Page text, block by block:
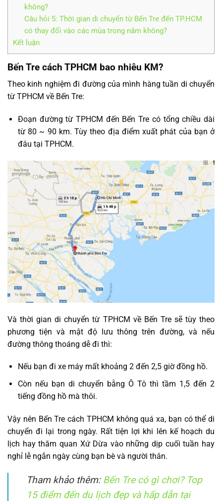
không?
Câu hỏi 5: Thời gian di chuyển từ Bến Tre đến TP.HCM
có thay đổi vào các mùa trong năm không?
Kết luận
Bến Tre cách TPHCM bao nhiêu KM?
Theo kinh nghiệm đi đường của mình hàng tuần di chuyển
từ TPHCM về Bến Tre:
Đoạn đường từ TPHCM đến Bến Tre có tổng chiều dài
từ 80 ~ 90 km. Tùy theo địa điểm xuất phát của bạn ở
đâu tại TPHCM.
Và thời gian di chuyển từ TPHCM về Bến Tre sẽ tùy theo
phương tiện và mật độ lưu thông trên đường, và nếu
đường thông thoáng dễ đi thì:
Nếu bạn đi xe máy mất khoảng 2 đến 2,5 giờ đồng hồ.
Còn nếu bạn di chuyển bằng Ô Tô thì tầm 1,5 đến 2
tiếng đồng hồ mà thôi.
Vậy nên Bến Tre cách TPHCM không quá xa, bạn có thể di
chuyển đi lại trong ngày. Rất tiện lợi khi lên kế hoạch du
lịch hay thăm quan Xứ Dừa vào những dịp cuối tuần hay
nghỉ lễ ngắn ngày cùng bạn bè và người thân.
Tham khảo thêm: Bến Tre có gì chơi? Top
15 điểm đến du lịch đẹp và hấp dẫn tại